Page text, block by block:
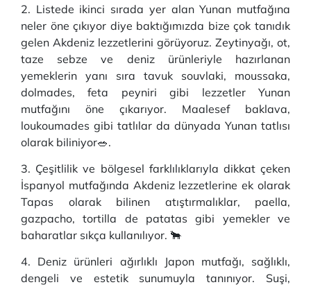
2. Listede ikinci sırada yer alan Yunan mutfağına
neler öne çıkıyor diye baktığımızda bize çok tanıdık
gelen Akdeniz lezzetlerini görüyoruz. Zeytinyağı, ot,
taze sebze ve deniz ürünleriyle hazırlanan
yemeklerin yanı sıra tavuk souvlaki, moussaka,
dolmades, feta peyniri gibi lezzetler Yunan
mutfağını öne çıkarıyor. Maalesef baklava,
loukoumades gibi tatlılar da dünyada Yunan tatlısı
olarak biliniyor🥗.
3. Çeşitlilik ve bölgesel farklılıklarıyla dikkat çeken
İspanyol mutfağında Akdeniz lezzetlerine ek olarak
Tapas olarak bilinen atıştırmalıklar, paella,
gazpacho, tortilla de patatas gibi yemekler ve
baharatlar sıkça kullanılıyor. 🐂
4. Deniz ürünleri ağırlıklı Japon mutfağı, sağlıklı,
dengeli ve estetik sunumuyla tanınıyor. Suşi,